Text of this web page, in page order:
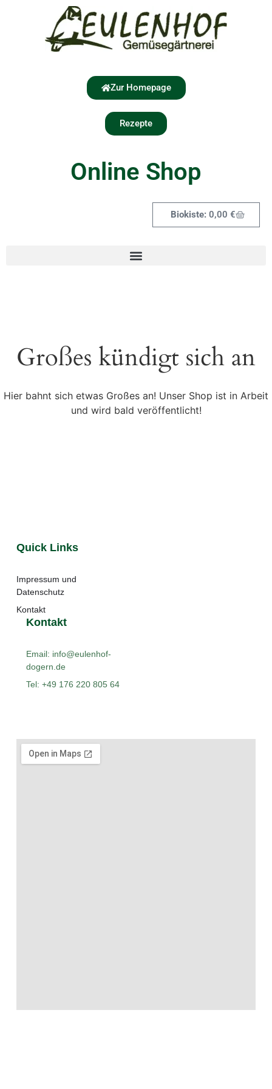
Zur Homepage
Rezepte
Online Shop
0,00 €
Großes kündigt sich an
Hier bahnt sich etwas Großes an! Unser Shop ist in Arbeit
und wird bald veröffentlicht!
Quick Links
Impressum und
Datenschutz
Kontakt
Kontakt
Email: info@eulenhof-
dogern.de
Tel: +49 176 220 805 64